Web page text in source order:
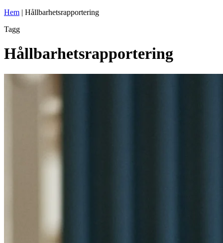
Hem | Hållbarhetsrapportering
Tagg
Hållbarhetsrapportering